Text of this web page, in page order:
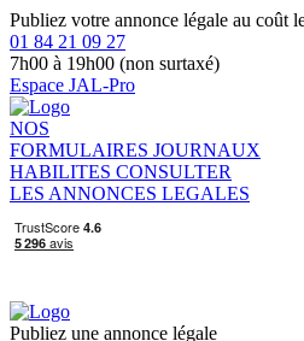
Publiez votre annonce légale au coût
01 84 21 09 27
7h00 à 19h00 (non surtaxé)
Espace JAL-Pro
NOS
FORMULAIRES JOURNAUX
HABILITES CONSULTER
LES ANNONCES LEGALES
Publiez une annonce légale